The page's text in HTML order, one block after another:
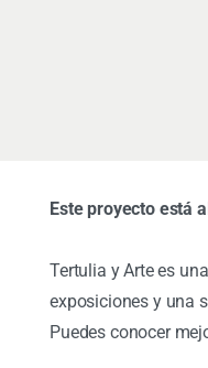
Este proyecto está
Tertulia y Arte es
exposiciones y una
Puedes conocer